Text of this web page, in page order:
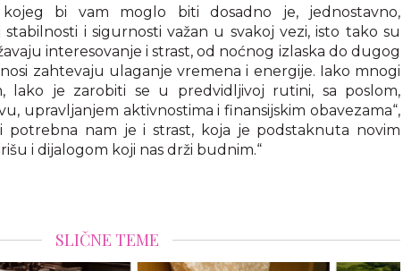
bi vam moglo biti dosadno je, jednostavno,
i sigurnosti važan u svakoj vezi, isto tako su
interesovanje i strast, od noćnog izlaska do dugog
zahtevaju ulaganje vremena i energije. Iako mnogi
lako je zarobiti se u predvidljivoj rutini, sa poslom,
upravljanjem aktivnostima i finansijskim obavezama“,
potrebna nam je i strast, koja je podstaknuta novim
i dijalogom koji nas drži budnim.“
SLIČNE TEME